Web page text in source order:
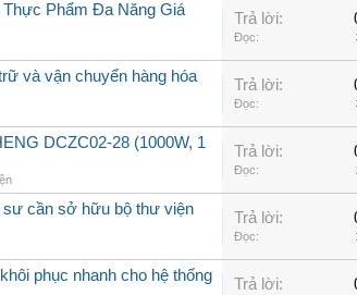
Phẩm Đa Năng Giá
Trả lời:
Đọc:
và vận chuyển hàng hóa
Trả lời:
Đọc:
DCZC02-28 (1000W, 1
Trả lời:
Đọc:
sư cần sở hữu bộ thư viện
Trả lời:
Đọc:
phục nhanh cho hệ thống
Trả lời: